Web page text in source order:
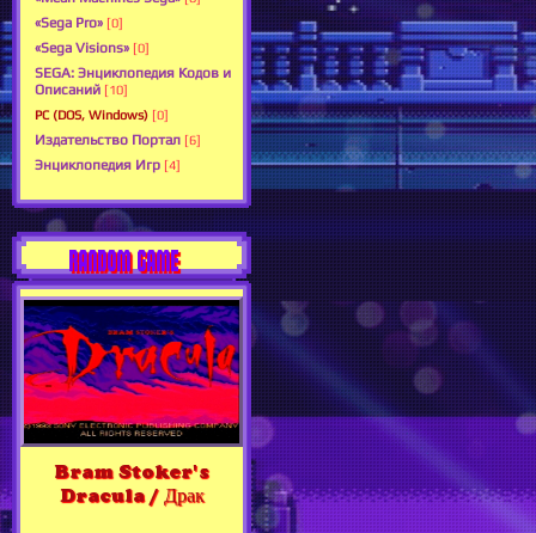
«Sega Pro» [0]
«Sega Visions» [0]
SEGA: Энциклопедия Кодов и
Описаний [10]
PC (DOS, Windows) [0]
Издательство Портал [6]
Энциклопедия Игр [4]
RANDOM GAME
Bram Stoker's
Dracula / Драк